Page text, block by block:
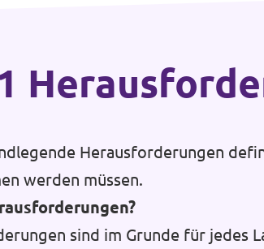
Herausforderungen
werden müssen.
sind im Grunde für jedes